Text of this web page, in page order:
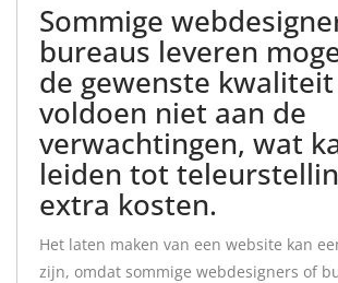
Sommige
bureaus leveren
de gewenste
voldoen niet aan de
verwachtingen, wat
leiden tot
extra kosten.
Het laten maken van een website kan
zijn, omdat sommige webdesigners of